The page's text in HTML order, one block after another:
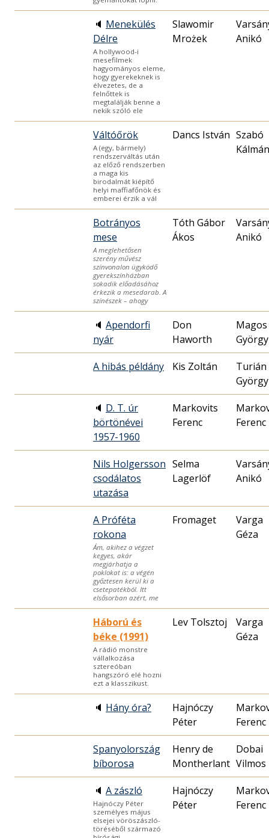
🔈 Menekülés
Délre
A hollywood-i
mesefilmek
hagyományos eleme,
hogy gyerekeknek is
élvezetes, de a
felnőttek is
megtalálják benne a
nekik szóló ele
Slawomir
Mrożek
Anikó
Váltóőrök
A (egy, bármely)
rendszerváltás után
az előző rendszerben
a maga kis
birodalmát kiépítő
helyi maffiafőnök és
emberei érzik a vál
Dancs István Szabó
Kálmán
Botrányos
mese
A meglehetősen
szerény művész
színvonalon ügyködő
gyerekszínházban
sokadik előadásához
érkezik a mesedarab. A
színészek – ahogy
Tóth Gábor
Ákos
Anikó
🔈 Apendorfi
nyár
Don
Haworth
Magos
György
A hibás példány Kis Zoltán
Turián
György
🔈 D. T. úr
börtönévei
1957-1960
Markovits
Ferenc
Ferenc
Nils Holgersson
csodálatos
utazása
Selma
Lagerlöf
Anikó
A Próféta
rokona
Ám, akihez a végzet
kegyes, akár
megjárhatja a
poklokat is: a végén
győztesen kerül ki a
csetepatékból. Itt
elsősorban azért, me
Fromaget
Varga
Géza
Háború és
béke (1991)
A rádió monstre
vállalkozása
sztereóban
hangszóró elé hozni
ezt a klasszikust.
Lev Tolsztoj
Varga
Géza
🔈 Hány óra?
Hajnóczy
Péter
Ferenc
Spanyolország
bíborosa
Henry de
Montherlant
Dobai
Vilmos
🔈 A zászló
Hajnóczy Péter
személyes május
elsejei vöröszászló-
töréséből származó
Hajnóczy
Péter
Ferenc